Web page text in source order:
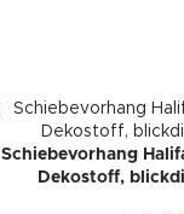
Schiebevorhang
Dekostoff,